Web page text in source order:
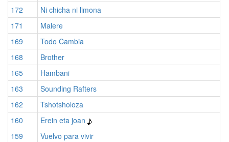
172
Ni chicha ni limona
171
Malere
169
Todo Cambia
168
Brother
165
Hambani
163
Sounding Rafters
162
Tshotsholoza
160
Erein eta joan
159
Vuelvo para vivir